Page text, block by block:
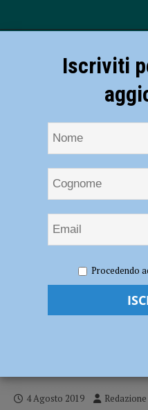
Cotechino 2019 a Cassano di
Festa del
4 Agosto 2019
Iscriviti
Procedendo